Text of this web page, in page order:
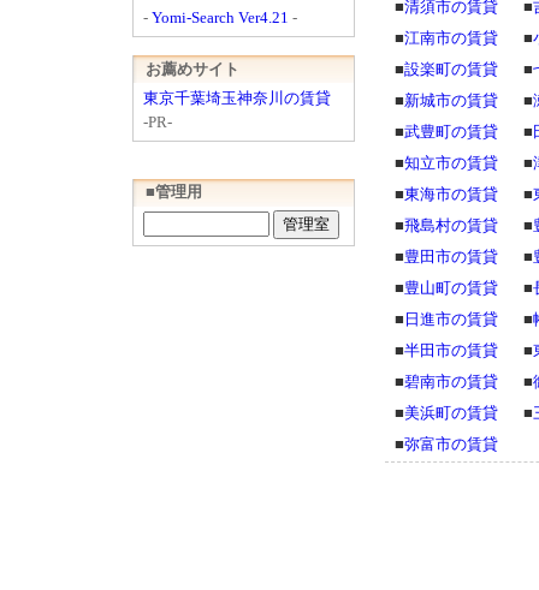
■清須市の賃貸 ■
■江南市の賃貸 ■
■設楽町の賃貸 ■
■新城市の賃貸 ■
■武豊町の賃貸 ■
■知立市の賃貸 ■
■東海市の賃貸 ■
■飛島村の賃貸 ■
■豊田市の賃貸 ■
■豊山町の賃貸 ■
■ 日進市の賃貸 ■
■半田市の賃貸 ■
■碧南市の賃貸 ■
■美浜町の賃貸 ■
■弥富市の賃貸
- Yomi-Search Ver4.21 -
お薦めサイト
東京千葉埼玉神奈川の賃貸
-PR-
■管理用